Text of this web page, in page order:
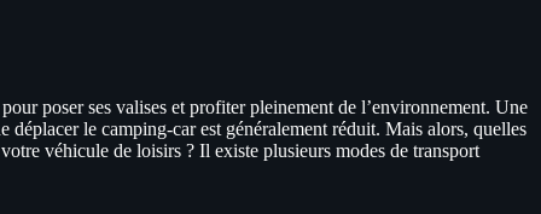
poser ses valises et profiter pleinement de l’environnement. Une
le camping-car est généralement réduit. Mais alors, quelles
véhicule de loisirs ? Il existe plusieurs modes de transport